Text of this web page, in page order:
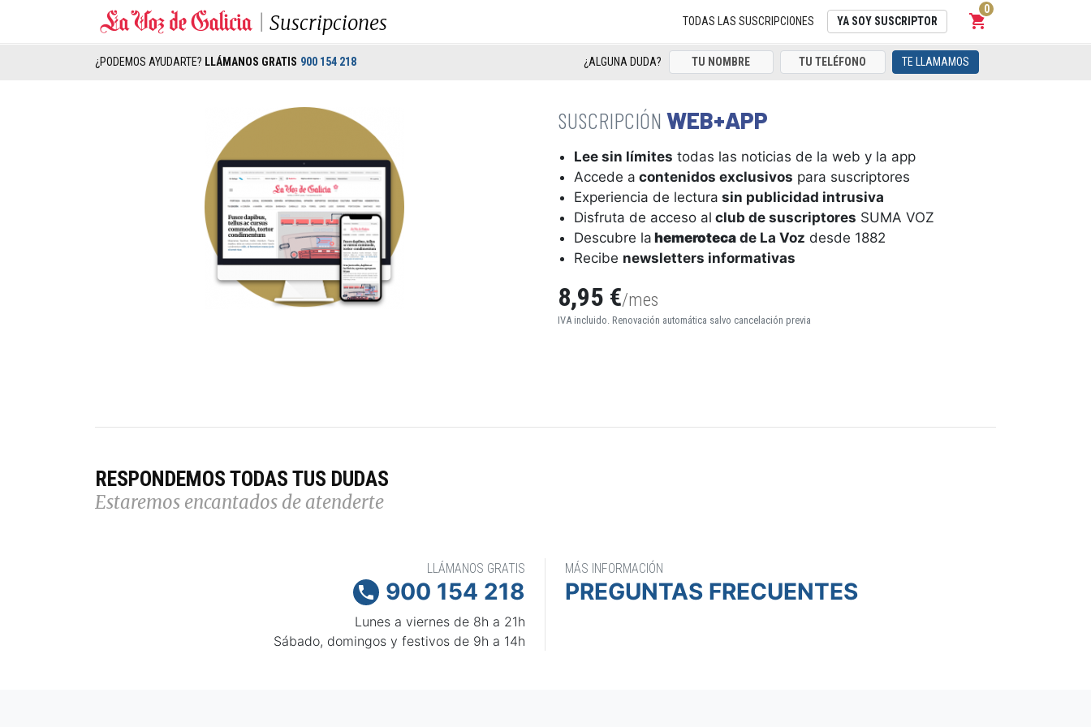
Suscripciones TODAS LAS SUSCRIPCIONES YA SOY SUSCRIPTOR shopping_cart
Carrito
0
¿PODEMOS AYUDARTE? LLÁMANOS GRATIS 900 154 218 ¿ALGUNA DUDA? TE LLAMAMOS
WEB+APP
Lee sin límites todas las noticias de la web y la app
Accede a contenidos exclusivos para suscriptores
Experiencia de lectura sin publicidad intrusiva
Disfruta de acceso al club de suscriptores SUMA VOZ
Descubre la hemeroteca de La Voz desde 1882
Recibe newsletters informativas
8,95 €/mes
IVA incluido. Renovación automática salvo cancelación previa
RESPONDEMOS TODAS TUS DUDAS
Estaremos encantados de atenderte
LLÁMANOS GRATIS
 900 154 218
Lunes a viernes de 8h a 21h
Sábado, domingos y festivos de 9h a 14h
MÁS INFORMACIÓN
PREGUNTAS FRECUENTES